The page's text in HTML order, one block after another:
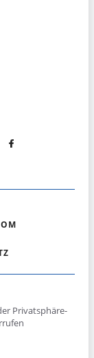
Privatsphäre-